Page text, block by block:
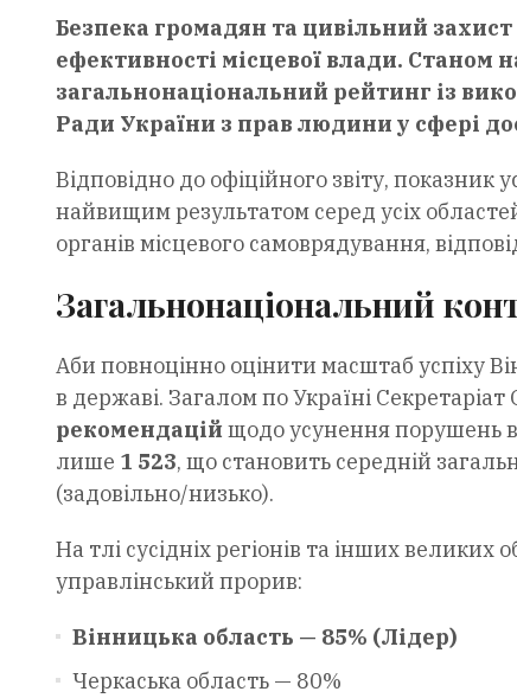
Безпека громадян та цивільний
ефективності місцевої влади. Станом
загальнонаціональний рейтинг із
Ради України з прав людини у сфері
Відповідно до офіційного звіту,
найвищим результатом серед усіх
органів місцевого самоврядування,
Загальнонаціональний
Аби повноцінно оцінити масштаб успіху
в державі. Загалом по Україні
рекомендацій щодо усунення порушень
лише 1 523, що становить середній
(задовільно/низько).
На тлі сусідніх регіонів та інших
управлінський прорив:
Вінницька область — 85% (Лідер)
Черкаська область — 80%